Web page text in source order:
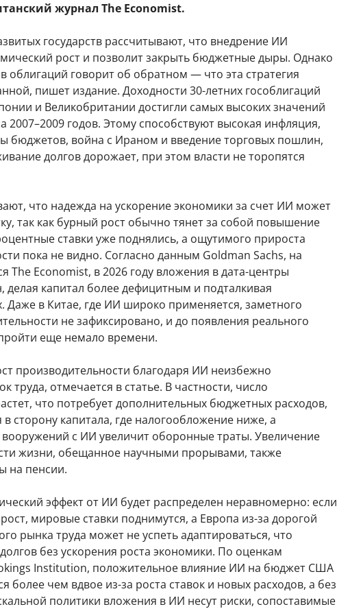
журнал The Economist.
государств рассчитывают, что внедрение ИИ
рост и позволит закрыть бюджетные дыры. Однако
облигаций говорит об обратном — что эта стратегия
пишет издание. Доходности 30-летних гособлигаций
и Великобритании достигли самых высоких значений
2007–2009 годов. Этому способствуют высокая инфляция,
бюджетов, война с Ираном и введение торговых пошлин,
долгов дорожает, при этом власти не торопятся
что надежда на ускорение экономики за счет ИИ может
так как бурный рост обычно тянет за собой повышение
ставки уже поднялись, а ощутимого прироста
пока не видно. Согласно данным Goldman Sachs, на
The Economist, в 2026 году вложения в дата-центры
делая капитал более дефицитным и подталкивая
Даже в Китае, где ИИ широко применяется, заметного
не зафиксировано, и до появления реального
еще немало времени.
производительности благодаря ИИ неизбежно
труда, отмечается в статье. В частности, число
что потребует дополнительных бюджетных расходов,
в сторону капитала, где налогообложение ниже, а
с ИИ увеличит оборонные траты. Увеличение
жизни, обещанное научными прорывами, также
на пенсии.
эффект от ИИ будет распределен неравномерно: если
мировые ставки поднимутся, а Европа из-за дорогой
рынка труда может не успеть адаптироваться, что
без ускорения роста экономики. По оценкам
Institution, положительное влияние ИИ на бюджет США
более чем вдвое из-за роста ставок и новых расходов, а без
политики вложения в ИИ несут риски, сопоставимые